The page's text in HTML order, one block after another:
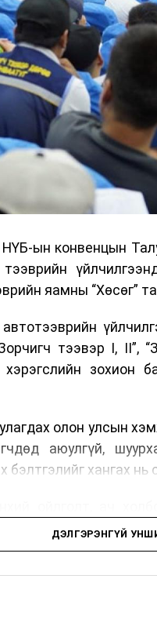
ын конвенцын
яамны “Хөсөг”
тээвэр I, II”,
зохион
олон улсын
аюулгүй,
бэлтгэлийг хангах
соёл,
угтан авах,
ДЭЛГЭРЭНГҮЙ